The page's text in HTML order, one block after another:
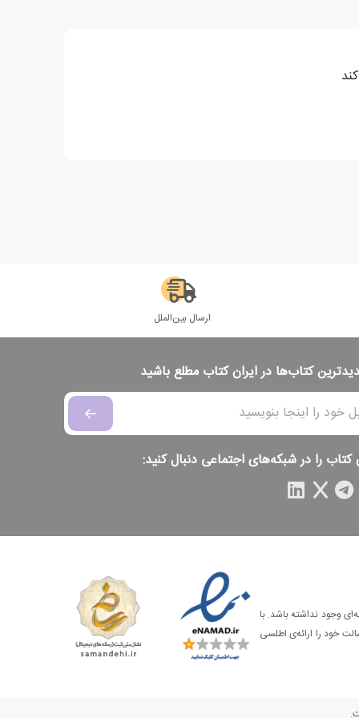
ارسال بین‌الملل
کتاب‌ها در ایران کتاب مطلع باشید
کتاب را در شبکه‌های اجتماعی دنبال کنید:
وجود نداشته باشد. با
خود را ارائه‌ی اطلسی